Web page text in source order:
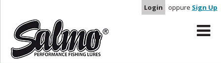
Login oppure Sign Up